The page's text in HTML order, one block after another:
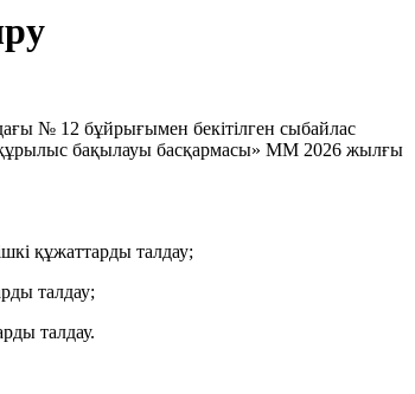
№ 12 бұйрығымен бекітілген сыбайлас
құрылыс бақылауы басқармасы» ММ 2026 жылғы
құжаттарды талдау;
талдау;
талдау.